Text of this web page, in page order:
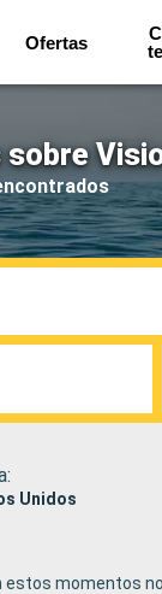
Ofertas
Unidos
estos momentos